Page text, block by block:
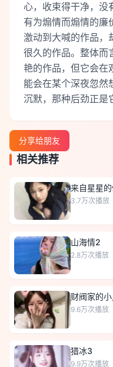
心，收束得干净，没
有为煽情而煽情的廉
激动到大喊的作品，
很久的作品。整体而
艳的作品，但它会
能会在某个深夜忽然
沉默，那种后劲正是
分享给朋友
相关推荐
来自星星
3.7万次播放
山海情2
2.8万次播放
财阀家的
9.6万次播放
猎冰3
9.9万次播放